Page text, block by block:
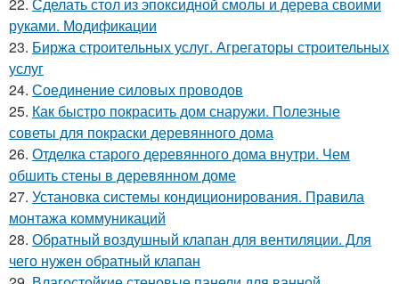
руками. Модификации
23. Биржа строительных услуг. Агрегаторы строительных
услуг
24. Соединение силовых проводов
25. Как быстро покрасить дом снаружи. Полезные
советы для покраски деревянного дома
26. Отделка старого деревянного дома внутри. Чем
обшить стены в деревянном доме
27. Установка системы кондиционирования. Правила
монтажа коммуникаций
28. Обратный воздушный клапан для вентиляции. Для
чего нужен обратный клапан